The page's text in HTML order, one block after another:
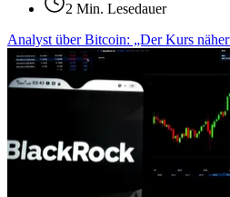
2 Min. Lesedauer
Analyst über Bitcoin: „Der Kurs